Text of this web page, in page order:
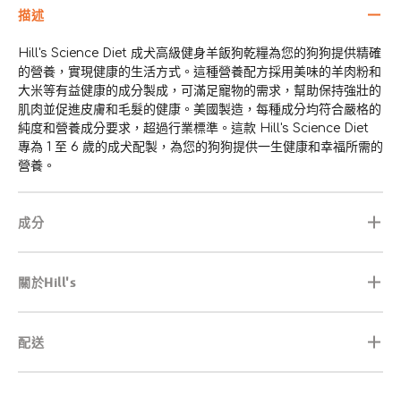
描述
Hill's Science Diet 成犬高級健身羊飯狗乾糧為您的狗狗提供精確
的營養，實現健康的生活方式。這種營養配方採用美味的羊肉粉和
大米等有益健康的成分製成，可滿足寵物的需求，幫助保持強壯的
肌肉並促進皮膚和毛髮的健康。美國製造，每種成分均符合嚴格的
純度和營養成分要求，超過行業標準。這款 Hill's Science Diet
專為 1 至 6 歲的成犬配製，為您的狗狗提供一生健康和幸福所需的
營養。
成分
關於Hill's
配送